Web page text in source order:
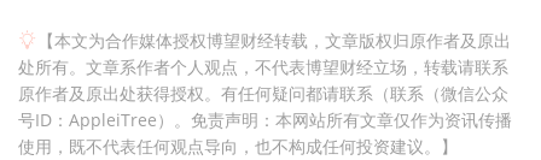
【本文为合作媒体授权博望财经转载，文章版权归原作者及原出
处所有。文章系作者个人观点，不代表博望财经立场，转载请联系
原作者及原出处获得授权。有任何疑问都请联系（联系（微信公众
号ID：AppleiTree）。免责声明：本网站所有文章仅作为资讯传播
使用，既不代表任何观点导向，也不构成任何投资建议。】